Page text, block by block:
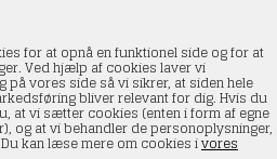
for at opnå en funktionel side og for at
Ved hjælp af cookies laver vi
vores side så vi sikrer, at siden hele
bliver relevant for dig. Hvis du
at vi sætter cookies (enten i form af egne
og at vi behandler de personoplysninger,
kan læse mere om cookies ivores
figurer
bevægelige figurer